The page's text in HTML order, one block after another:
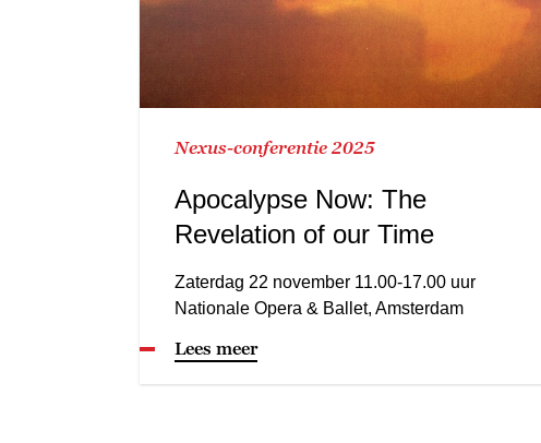
Nexus-conferentie 2025
Apocalypse Now: The
Revelation of our Time
Zaterdag 22 november 11.00-17.00 uur
Nationale Opera & Ballet, Amsterdam
Lees meer